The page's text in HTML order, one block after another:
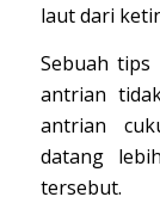
laut dari
Sebuah
antrian
antrian
datang
tersebut.